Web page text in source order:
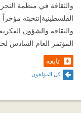
والثقافة في منظمة
الفلسطينيةإنتخبته مؤخراً
والثقافة والشؤون
المؤتمر العام السادس
تابعه
كل المؤلفون